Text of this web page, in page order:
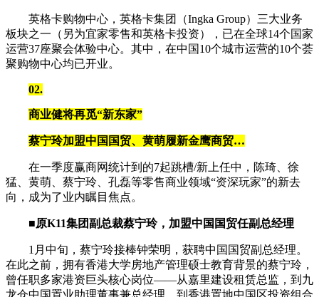
英格卡购物中心，英格卡集团（Ingka Group）三大业务
板块之一（另为宜家零售和英格卡投资），已在全球14个国家
运营37座聚会体验中心。其中，在中国10个城市运营的10个荟
聚购物中心均已开业。
02.
商业健将再觅“新东家”
蔡宁玲加盟中国国贸、黄萌履新金鹰商贸…
在一季度赢商网统计到的7起跳槽/新上任中，陈琦、徐
猛、黄萌、蔡宁玲、孔磊等零售商业领域“资深玩家”的新去
向，成为了业内瞩目焦点。
■原K11集团副总裁蔡宁玲，加盟中国国贸任副总经理
1月中旬，蔡宁玲接棒钟荣明，获聘中国国贸副总经理。
在此之前，拥有香港大学房地产管理硕士教育背景的蔡宁玲，
曾任职多家港资巨头核心岗位——从嘉里建设租赁总监，到九
龙仓中国置业助理董事兼总经理，到香港置地中国区投资组合